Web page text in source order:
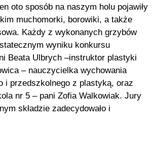
oto sposób na naszym holu pojawiły
muchomorki, borowiki, a także
Każdy z wykonanych grzybów
wyniku konkursu
Beata Ulbrych –instruktor plastyki
– nauczycielka wychowania
i przedszkolnego z plastyką, oraz
nr 5 – pani Zofia Walkowiak. Jury
składzie zadecydowało i